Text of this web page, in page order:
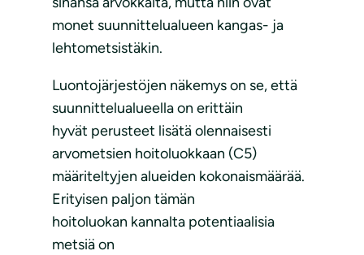
monet suunnittelualueen kangas- ja
lehtometsistäkin.
Luontojärjestöjen näkemys on se, että
suunnittelualueella on erittäin
hyvät perusteet lisätä olennaisesti
arvometsien hoitoluokkaan (C5)
määriteltyjen alueiden kokonaismäärää.
Erityisen paljon tämän
hoitoluokan kannalta potentiaalisia
metsiä on